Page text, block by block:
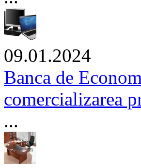
09.01.2024
Banca de
comercializarea
...